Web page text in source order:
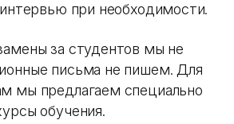
при необходимости.
за студентов мы не
письма не пишем. Для
мы предлагаем специально
обучения.